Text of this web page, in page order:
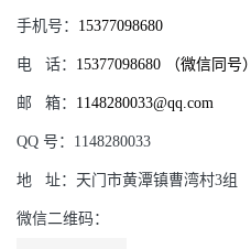
手机号： 15377098680
电 话： 15377098680 （微信同号）
邮 箱： 1148280033@qq.com
QQ 号： 1148280033
地 址： 天门市黄潭镇曹湾村3组
微信二维码：